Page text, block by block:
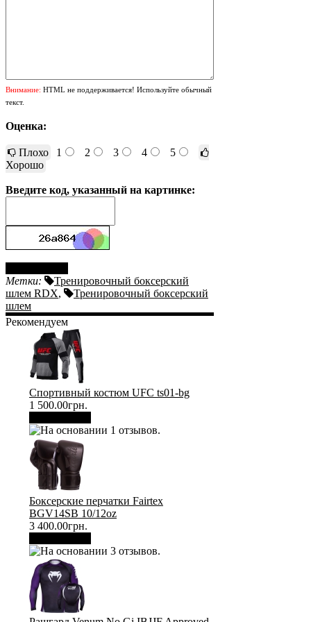
Внимание: HTML не поддерживается! Используйте обычный
текст.
Оценка:
Плохо 1 2 3 4
5
Хорошо
Введите код, указанный на картинке:
Метки:
Тренировочный боксерский
шлем RDX,
Тренировочный боксерский
шлем
Рекомендуем
Спортивный костюм UFC ts01-bg
1 500.00грн.
Боксерские перчатки Fairtex
BGV14SB 10/12oz
3 400.00грн.